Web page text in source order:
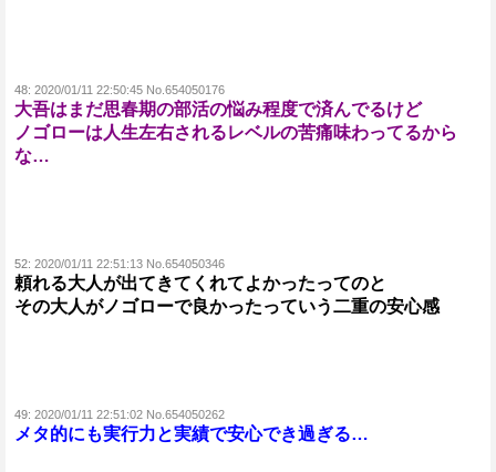
48: 2020/01/11 22:50:45 No.654050176
大吾はまだ思春期の部活の悩み程度で済んでるけど
ノゴローは人生左右されるレベルの苦痛味わってるから
な…
52: 2020/01/11 22:51:13 No.654050346
頼れる大人が出てきてくれてよかったってのと
その大人がノゴローで良かったっていう二重の安心感
49: 2020/01/11 22:51:02 No.654050262
メタ的にも実行力と実績で安心でき過ぎる…